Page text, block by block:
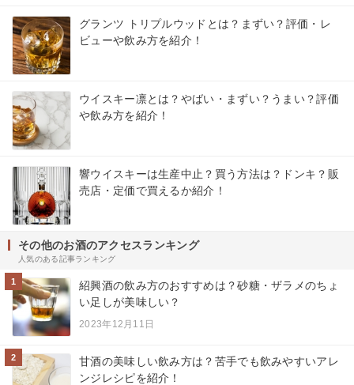
グランツ トリプルウッドとは？まずい？評価・レ
ビューや飲み方を紹介！
ウイスキー凛とは？やばい・まずい？うまい？評価
や飲み方を紹介！
響ウイスキーは生産中止？買う方法は？ドンキ？販
売店・定価で買えるか紹介！
その他のお酒のアクセスランキング
人気のある記事ランキング
1
紹興酒の飲み方のおすすめは？砂糖・ザラメのちょ
い足しが美味しい？
2023年12月11日
2
甘酒の美味しい飲み方は？苦手でも飲みやすいアレ
ンジレシピを紹介！